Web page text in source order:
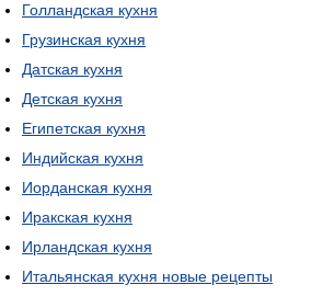
Голландская кухня
Грузинская кухня
Датская кухня
Детская кухня
Египетская кухня
Индийская кухня
Иорданская кухня
Иракская кухня
Ирландская кухня
Итальянская кухня новые рецепты